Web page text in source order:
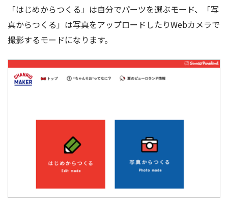
「はじめからつくる」は自分でパーツを選ぶモード、「写
真からつくる」は写真をアップロードしたりWebカメラで
撮影するモードになります。